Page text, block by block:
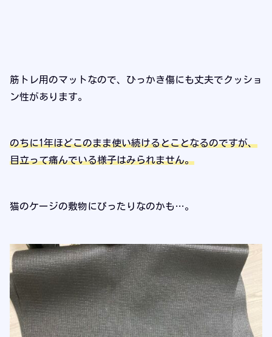
筋トレ用のマットなので、ひっかき傷にも丈夫でクッショ
ン性があります。
のちに1年ほどこのまま使い続けるとことなるのですが、
目立って痛んでいる様子はみられません。
猫のケージの敷物にぴったりなのかも…。